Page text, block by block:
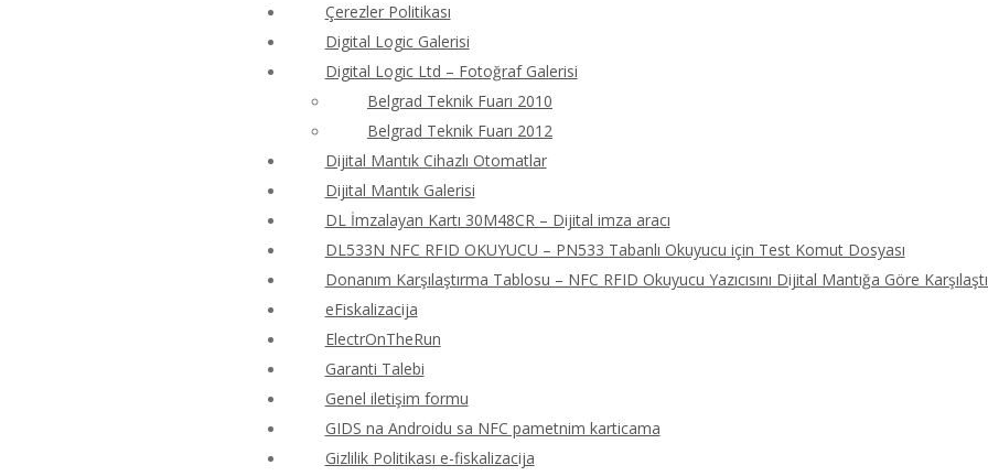
Çerezler Politikası
Digital Logic Galerisi
Digital Logic Ltd – Fotoğraf Galerisi
Belgrad Teknik Fuarı 2010
Belgrad Teknik Fuarı 2012
Dijital Mantık Cihazlı Otomatlar
Dijital Mantık Galerisi
DL İmzalayan Kartı 30M48CR – Dijital imza aracı
DL533N NFC RFID OKUYUCU – PN533 Tabanlı Okuyucu için Test Komut Dosyası
Donanım Karşılaştırma Tablosu – NFC RFID Okuyucu Yazıcısını Dijital Mantığa Göre
eFiskalizacija
ElectrOnTheRun
Garanti Talebi
Genel iletişim formu
GIDS na Androidu sa NFC pametnim karticama
Gizlilik Politikası e-fiskalizacija